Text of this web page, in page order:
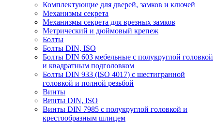
Комплектующие для дверей, замков и ключей
Механизмы секрета
Механизмы секрета для врезных замков
Метрический и дюймовый крепеж
Болты
Болты DIN, ISO
Болты DIN 603 мебельные с полукруглой головкой
и квадратным подголовком
Болты DIN 933 (ISO 4017) с шестигранной
головкой и полной резьбой
Винты
Винты DIN, ISO
Винты DIN 7985 с полукруглой головкой и
крестообразным шлицем